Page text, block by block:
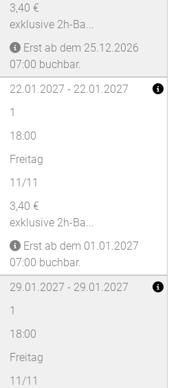
3,40 €
exklusive 2h-Ba...
Erst ab dem 25.12.2026
07:00 buchbar.
22.01.2027 - 22.01.2027
1
18:00
Freitag
11/11
3,40 €
exklusive 2h-Ba...
Erst ab dem 01.01.2027
07:00 buchbar.
29.01.2027 - 29.01.2027
1
18:00
Freitag
11/11